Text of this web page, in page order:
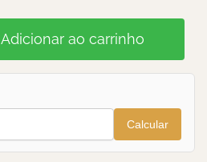
Adicionar ao carrinho
Calcular